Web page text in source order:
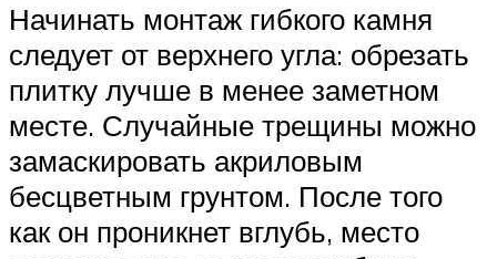
Начинать монтаж гибкого камня
следует от верхнего угла: обрезать
плитку лучше в менее заметном
месте. Случайные трещины можно
замаскировать акриловым
бесцветным грунтом. После того
как он проникнет вглубь, место